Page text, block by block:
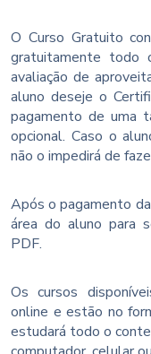
O Curso Gratuito
gratuitamente todo
avaliação de
aluno deseje o
pagamento de uma
opcional. Caso o
não o impedirá de
Após o pagamento
área do aluno para
PDF.
Os cursos
online e estão no
estudará todo o